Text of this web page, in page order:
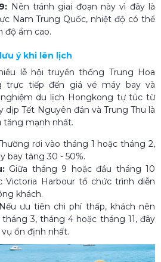
Nên tránh giai đoạn này vì đây là
Nam Trung Quốc, nhiệt độ có thể
độ ẩm cao.
ý khi lên lịch
lễ hội truyền thống Trung Hoa
trực tiếp đến giá vé máy bay và
du lịch Hongkong tự túc từ
dịp Tết Nguyên đán và Trung Thu là
tăng mạnh nhất.
rơi vào tháng 1 hoặc tháng 2,
bay tăng 30 - 50%.
Giữa tháng 9 hoặc đầu tháng 10
Victoria Harbour tổ chức trình diễn
khách.
Nếu ưu tiên chi phí thấp, khách nên
3, tháng 4 hoặc tháng 11, đây
ổn định nhất.